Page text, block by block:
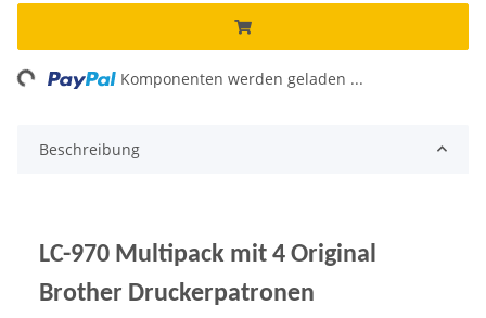
Komponenten werden geladen ...
Beschreibung
LC-970 Multipack mit 4 Original
Brother Druckerpatronen